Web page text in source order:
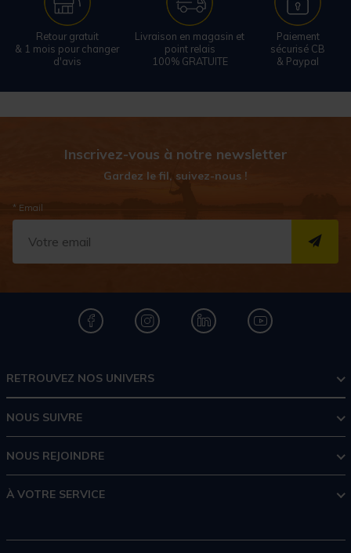
Retour gratuit
& 1 mois pour changer
d'avis
Livraison en magasin et
point relais
100% GRATUITE
Paiement
sécurisé CB
& Paypal
Inscrivez-vous à notre newsletter
Gardez le fil, suivez-nous !
* Email
RETROUVEZ NOS UNIVERS
NOUS SUIVRE
NOUS REJOINDRE
À VOTRE SERVICE